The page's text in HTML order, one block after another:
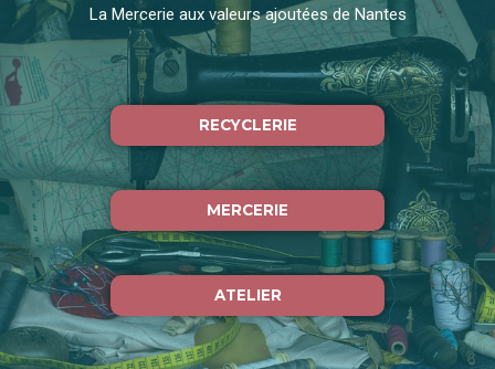
La Mercerie aux valeurs ajoutées de Nantes
RECYCLERIE
MERCERIE
ATELIER